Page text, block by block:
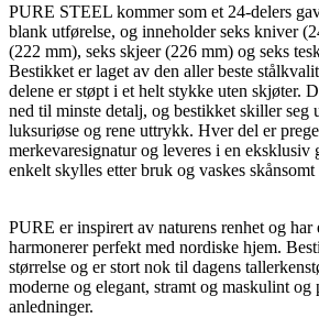
PURE STEEL kommer som et 24-delers
blank utførelse, og inneholder seks kniver
(222 mm), seks skjeer (226 mm) og seks
Bestikket er laget av den aller beste
delene er støpt i et helt stykke uten skjøter.
ned til minste detalj, og bestikket skiller seg
luksuriøse og rene uttrykk. Hver del er
merkevaresignatur og leveres i en eksklusiv
enkelt skylles etter bruk og vaskes
PURE er inspirert av naturens renhet og
harmonerer perfekt med nordiske hjem.
størrelse og er stort nok til dagens
moderne og elegant, stramt og maskulint og
anledninger.